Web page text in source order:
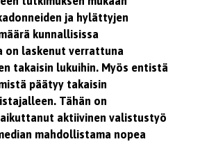
ja hylättyjen
kunnallisissa
laskenut verrattuna
takaisin lukuihin. Myös entistä
päätyy takaisin
Tähän on
aktiivinen valistustyö
mahdollistama nopea